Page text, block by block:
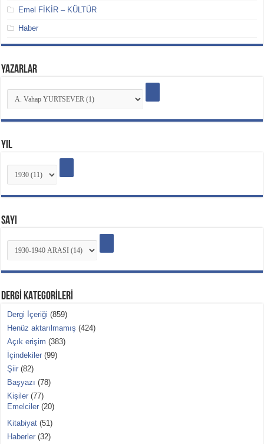
Emel FİKİR – KÜLTÜR
Haber
YAZARLAR
YIL
SAYI
DERGİ KATEGORİLERİ
Dergi İçeriği (859)
Henüz aktarılmamış (424)
Açık erişim (383)
İçindekiler (99)
Şiir (82)
Başyazı (78)
Kişiler (77)
Emelciler (20)
Kitabiyat (51)
Haberler (32)